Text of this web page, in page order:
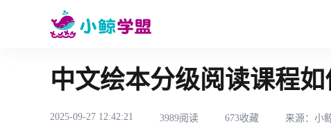
中文绘本分级阅读课程如
2025-09-27 12:42:21 3989阅读 673收藏 来源： 小